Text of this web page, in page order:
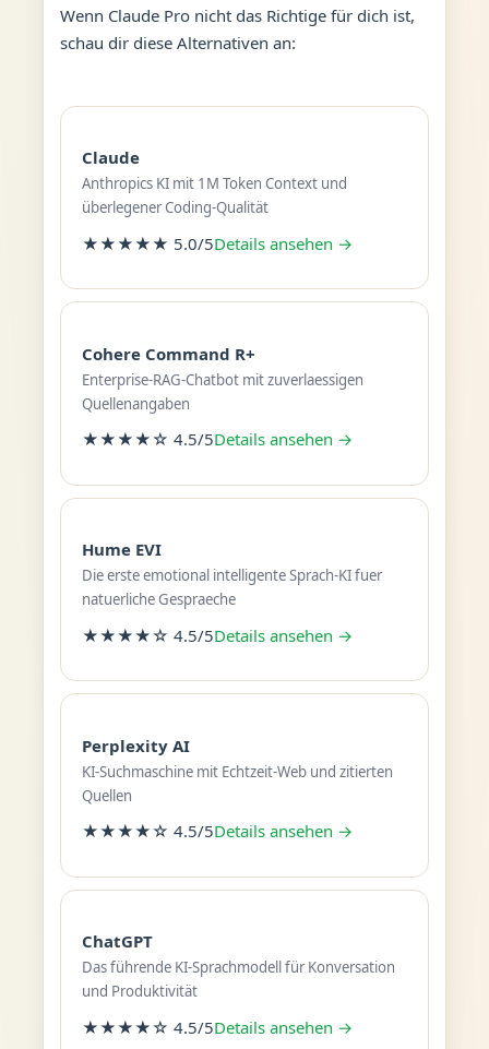
Wenn Claude Pro nicht das Richtige für dich ist,
schau dir diese Alternativen an:
Claude
Anthropics KI mit 1M Token Context und
überlegener Coding-Qualität
★★★★★ 5.0/5Details ansehen →
Cohere Command R+
Enterprise-RAG-Chatbot mit zuverlaessigen
Quellenangaben
★★★★☆ 4.5/5Details ansehen →
Hume EVI
Die erste emotional intelligente Sprach-KI fuer
natuerliche Gespraeche
★★★★☆ 4.5/5Details ansehen →
Perplexity AI
KI-Suchmaschine mit Echtzeit-Web und zitierten
Quellen
★★★★☆ 4.5/5Details ansehen →
ChatGPT
Das führende KI-Sprachmodell für Konversation
und Produktivität
★★★★☆ 4.5/5Details ansehen →